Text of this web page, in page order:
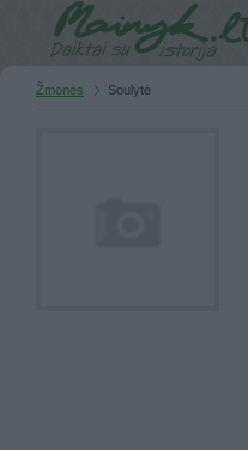
Žmonės Soulytė